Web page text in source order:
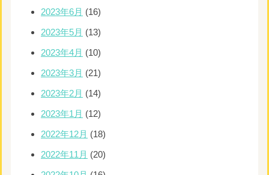
2023年6月 (16)
2023年5月 (13)
2023年4月 (10)
2023年3月 (21)
2023年2月 (14)
2023年1月 (12)
2022年12月 (18)
2022年11月 (20)